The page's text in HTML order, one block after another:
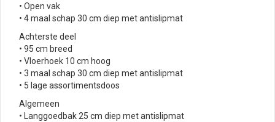
• Open vak
• 4 maal schap 30 cm diep met antislipmat
Achterste deel
• 95 cm breed
• Vloerhoek 10 cm hoog
• 3 maal schap 30 cm diep met antislipmat
• 5 lage assortimentsdoos
Algemeen
• Langgoedbak 25 cm diep met antislipmat